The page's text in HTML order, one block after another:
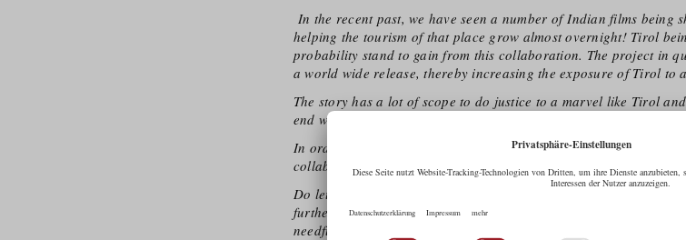
In the recent past, we have seen a number of Indian films being
helping the tourism of that place grow almost overnight! Tirol
probability stand to gain from this collaboration. The project in
a world wide release, thereby increasing the exposure of Tirol to
The story has a lot of scope to do justice to a marvel like Tirol
end we would leave no stone unturned in projecting it in all its
In order to take this concern forward, I would require some
collaboration offered by you at the earliest. Please help me
Do let me know if you require any additional information about
further steps in order to establish a fruitful and long lasting co-
needful: Thank you!